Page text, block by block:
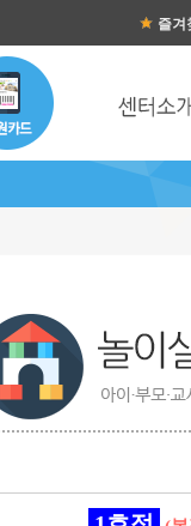
즐겨